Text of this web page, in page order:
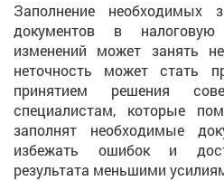
Заполнение необходимых
документов в
изменений может занять
неточность может стать
принятием решения
специалистам, которые
заполнят необходимые
избежать ошибок и
результата меньшими